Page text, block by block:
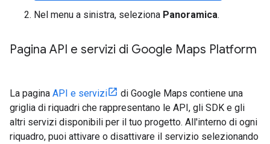
Nel menu a sinistra, seleziona Panoramica.
Pagina API e servizi di Google Maps Platform
La pagina API e servizi
di Google Maps contiene una
griglia di riquadri che rappresentano le API, gli SDK e gli
altri servizi disponibili per il tuo progetto. All'interno di ogni
riquadro, puoi attivare o disattivare il servizio selezionando